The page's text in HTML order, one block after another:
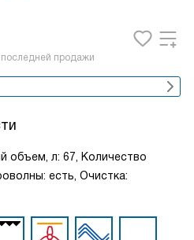
продажи
объем, л: 67, Количество
есть, Очистка: